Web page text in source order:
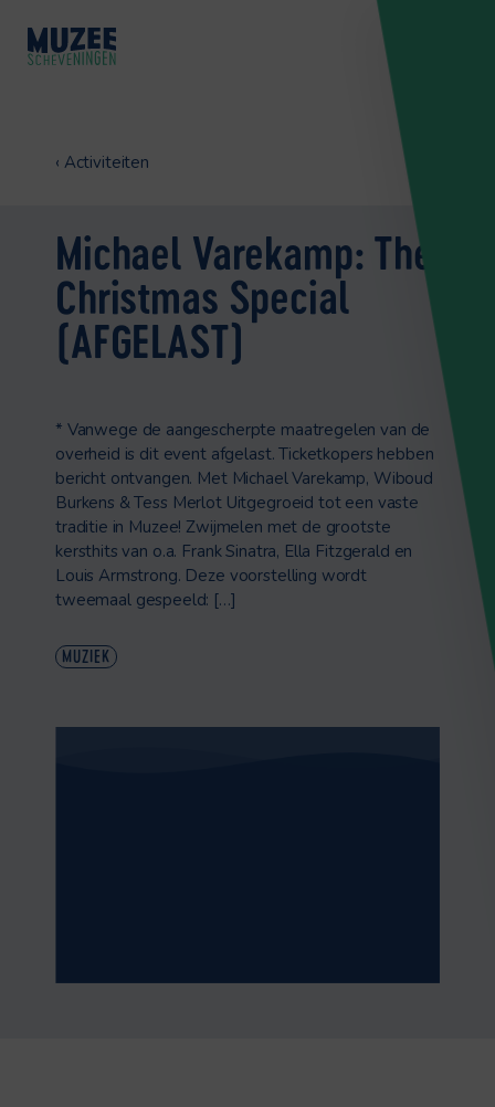
‹ Activiteiten
Michael Varekamp: The
Christmas Special
(AFGELAST)
* Vanwege de aangescherpte maatregelen van de
overheid is dit event afgelast. Ticketkopers hebben
bericht ontvangen. Met Michael Varekamp, Wiboud
Burkens & Tess Merlot Uitgegroeid tot een vaste
traditie in Muzee! Zwijmelen met de grootste
kersthits van o.a. Frank Sinatra, Ella Fitzgerald en
Louis Armstrong. Deze voorstelling wordt
tweemaal gespeeld: […]
MUZIEK